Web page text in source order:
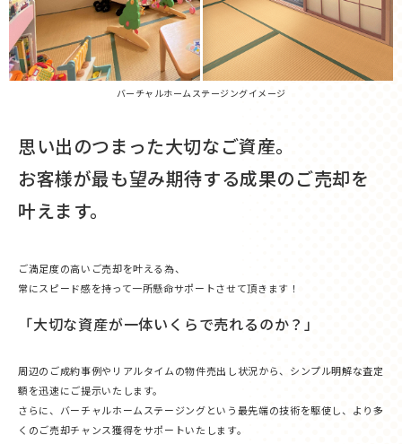
バーチャルホームステージングイメージ
思い出のつまった大切なご資産。
お客様が最も望み期待する成果のご売却を
叶えます。
ご満足度の高いご売却を叶える為、
常にスピード感を持って一所懸命サポートさせて頂きます！
「大切な資産が一体いくらで売れるのか？」
周辺のご成約事例やリアルタイムの物件売出し状況から、シンプル明解な査定
額を迅速にご提示いたします。
さらに、バーチャルホームステージングという最先端の技術を駆使し、より多
くのご売却チャンス獲得をサポートいたします。